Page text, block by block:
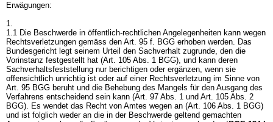
Erwägungen:
1.
1.1 Die Beschwerde in öffentlich-rechtlichen Angelegenheiten kann wegen
Rechtsverletzungen gemäss den Art. 95 f. BGG erhoben werden. Das
Bundesgericht legt seinem Urteil den Sachverhalt zugrunde, den die
Vorinstanz festgestellt hat (Art. 105 Abs. 1 BGG), und kann deren
Sachverhaltsfeststellung nur berichtigen oder ergänzen, wenn sie
offensichtlich unrichtig ist oder auf einer Rechtsverletzung im Sinne von
Art. 95 BGG beruht und die Behebung des Mangels für den Ausgang des
Verfahrens entscheidend sein kann (Art. 97 Abs. 1 und Art. 105 Abs. 2
BGG). Es wendet das Recht von Amtes wegen an (Art. 106 Abs. 1 BGG)
und ist folglich weder an die in der Beschwerde geltend gemachten